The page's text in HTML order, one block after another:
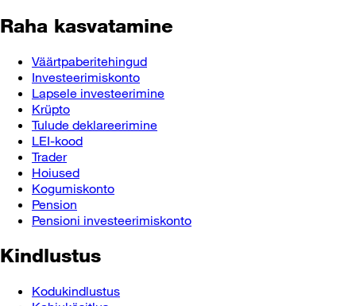
Raha kasvatamine
Väärtpaberitehingud
Investeerimiskonto
Lapsele investeerimine
Krüpto
Tulude deklareerimine
LEI-kood
Trader
Hoiused
Kogumiskonto
Pension
Pensioni investeerimiskonto
Kindlustus
Kodukindlustus